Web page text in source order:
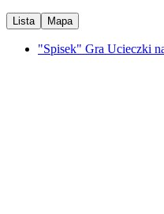
Lista Mapa
"Spisek" Gra Ucieczki